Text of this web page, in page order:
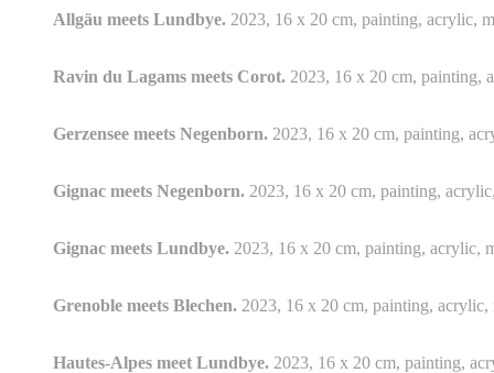
Allgäu meets Lundbye. 2023, 16 x 20 cm, painting, acrylic,
Ravin du Lagams meets Corot. 2023, 16 x 20 cm, painting,
Gerzensee meets Negenborn. 2023, 16 x 20 cm, painting,
Gignac meets Negenborn. 2023, 16 x 20 cm, painting,
Gignac meets Lundbye. 2023, 16 x 20 cm, painting, acrylic,
Grenoble meets Blechen. 2023, 16 x 20 cm, painting,
Hautes-Alpes meet Lundbye. 2023, 16 x 20 cm, painting,